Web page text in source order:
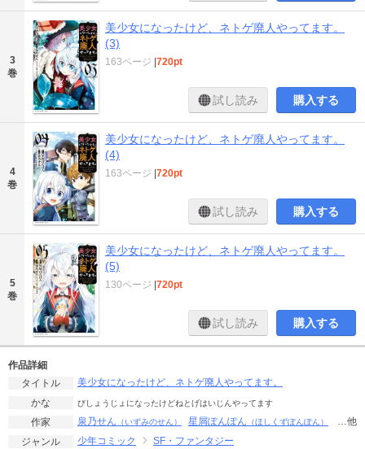
3
巻
美少女になったけど、ネトゲ廃人やってます。
(3)
163ページ 720pt
試し読み 購入する
4
巻
美少女になったけど、ネトゲ廃人やってます。
(4)
163ページ 720pt
試し読み 購入する
5
巻
美少女になったけど、ネトゲ廃人やってます。
(5)
130ページ 720pt
試し読み 購入する
作品詳細
タイトル
美少女になったけど、ネトゲ廃人やってます。
かな
びしょうじょになったけどねとげはいじんやってます
作家 泉乃せん （いずみのせん） 星屑ぽんぽん （ほしくずぽんぽん）
…他
ジャンル
少年コミック
SF・ファンタジー